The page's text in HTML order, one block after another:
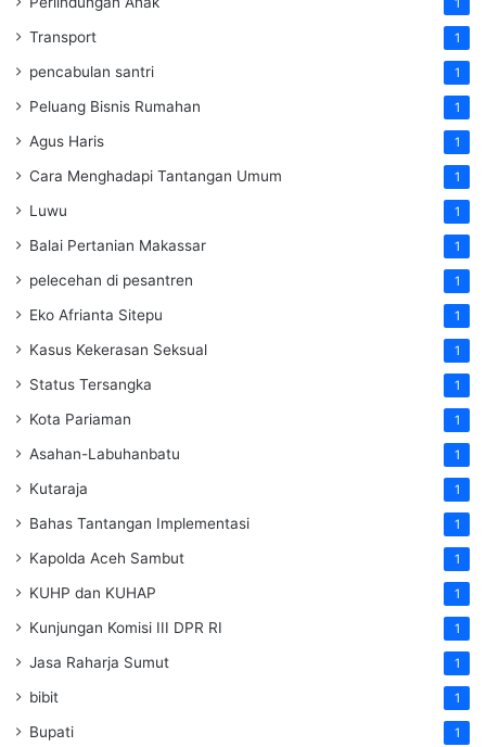
1
Transport 1
pencabulan santri 1
Peluang Bisnis Rumahan 1
Agus Haris 1
Cara Menghadapi Tantangan Umum 1
Luwu 1
Balai Pertanian Makassar 1
pelecehan di pesantren 1
Eko Afrianta Sitepu 1
Kasus Kekerasan Seksual 1
Status Tersangka 1
Kota Pariaman 1
Asahan-Labuhanbatu 1
Kutaraja 1
Bahas Tantangan Implementasi 1
Kapolda Aceh Sambut 1
KUHP dan KUHAP 1
Kunjungan Komisi III DPR RI 1
Jasa Raharja Sumut 1
bibit 1
Bupati 1